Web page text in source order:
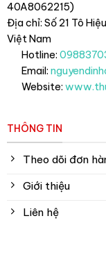
40A8062215)
Địa chỉ: Số 21 Tô
Việt Nam
Hotline:
Email:
Website:
THÔNG TIN
Theo dõi đơn
Giới thiệu
Liên hệ